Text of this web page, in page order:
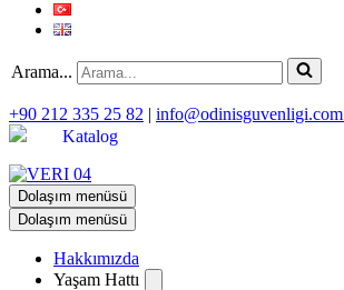
Arama...
+90 212 335 25 82 | info@odinisguvenligi.com
Katalog
Dolaşım menüsü
Dolaşım menüsü
Hakkımızda
Yaşam Hattı